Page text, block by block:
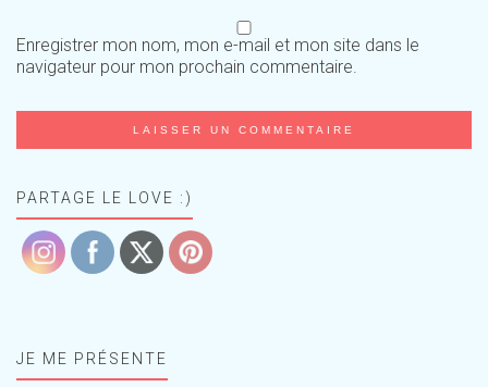
Enregistrer mon nom, mon e-mail et mon site dans le
navigateur pour mon prochain commentaire.
PARTAGE LE LOVE :)
JE ME PRÉSENTE